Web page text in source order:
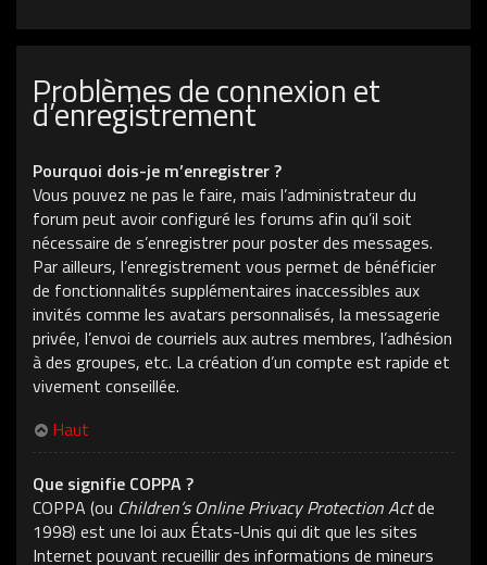
Problèmes de connexion et
d’enregistrement
Pourquoi dois-je m’enregistrer ?
Vous pouvez ne pas le faire, mais l’administrateur du
forum peut avoir configuré les forums afin qu’il soit
nécessaire de s’enregistrer pour poster des messages.
Par ailleurs, l’enregistrement vous permet de bénéficier
de fonctionnalités supplémentaires inaccessibles aux
invités comme les avatars personnalisés, la messagerie
privée, l’envoi de courriels aux autres membres, l’adhésion
à des groupes, etc. La création d’un compte est rapide et
vivement conseillée.
Haut
Que signifie COPPA ?
COPPA (ou Children’s Online Privacy Protection Actde
1998) est une loi aux États-Unis qui dit que les sites
Internet pouvant recueillir des informations de mineurs